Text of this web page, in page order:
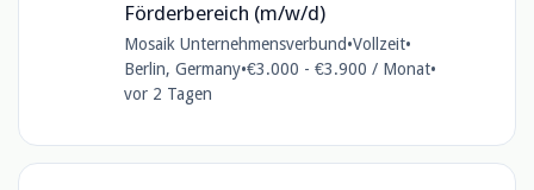
Förderbereich (m/w/d)
Mosaik Unternehmensverbund•Vollzeit•
Berlin, Germany•€3.000 - €3.900 / Monat•
vor 2 Tagen